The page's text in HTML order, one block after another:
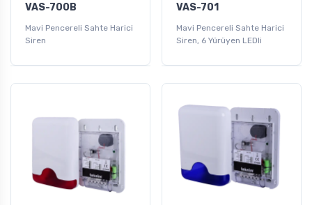
VAS-700B
Mavi Pencereli Sahte Harici
Siren
VAS-701
Mavi Pencereli Sahte Harici
Siren, 6 Yürüyen LEDli